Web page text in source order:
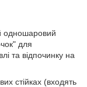
одношаровий
для
та відпочинку на
стійках (входять